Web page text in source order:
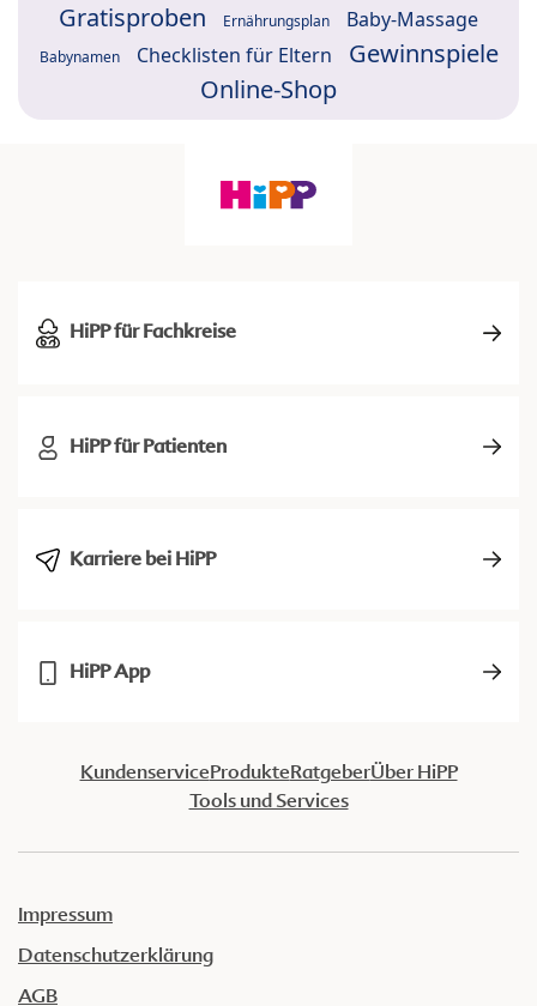
Gratisproben Ernährungsplan Baby-Massage
Babynamen Checklisten für Eltern
Gewinnspiele
Online-Shop
HiPP für Fachkreise
HiPP für Patienten
Karriere bei HiPP
HiPP App
KundenserviceProdukteRatgeberÜber HiPP
Tools und Services
Impressum
Datenschutzerklärung
AGB